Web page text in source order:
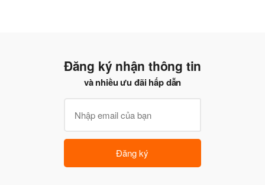
Đăng ký nhận thông tin
và nhiều ưu đãi hấp dẫn
Đăng ký